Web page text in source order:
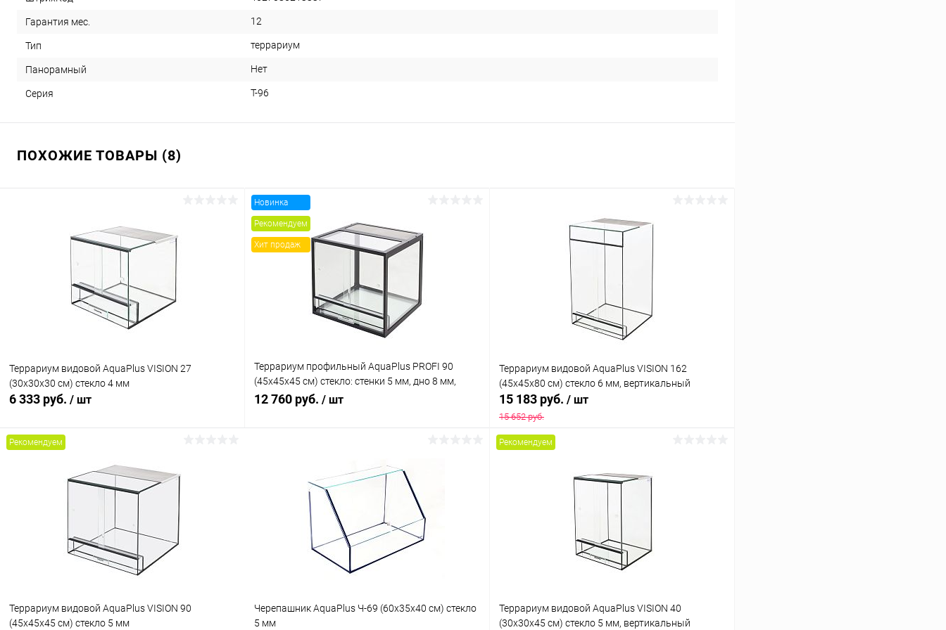
Гарантия мес. 12
Тип террариум
Панорамный Нет
Серия T-96
ПОХОЖИЕ ТОВАРЫ (8)
Террариум видовой AquaPlus VISION 27
(30х30х30 см) стекло 4 мм
6 333 руб. / шт
Сравнение
В наличии
Новинка
Рекомендуем
Хит продаж
Террариум профильный AquaPlus PROFI 90
(45х45х45 см) стекло: стенки 5 мм, дно 8 мм,
черный
12 760 руб. / шт
Купить в 1 клик Сравнение
В избранное В наличии
Террариум видовой AquaPlus VISION 162
(45х45х80 см) стекло 6 мм, вертикальный
15 183 руб. / шт
15 652 руб.
Купить в 1 клик
Рекомендуем
Террариум видовой AquaPlus VISION 90
(45х45х45 см) стекло 5 мм
Черепашник AquaPlus Ч-69 (60х35х40 см) стекло
5 мм
Рекомендуем
Террариум видовой AquaPlus VISION 40
(30х30х45 см) стекло 5 мм, вертикальный